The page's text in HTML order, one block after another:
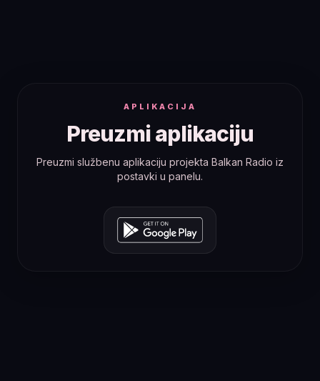
APLIKACIJA
Preuzmi aplikaciju
Preuzmi službenu aplikaciju projekta Balkan Radio iz
postavki u panelu.